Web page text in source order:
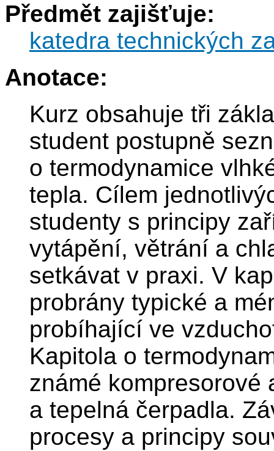
Předmět zajišťuje:
katedra technických
Anotace:
Kurz obsahuje tři
student postupně
o termodynamice
tepla. Cílem
studenty s principy
vytápění, větrání a
setkávat v praxi. V
probrány typické a
probíhající ve
Kapitola o
známé
a tepelná čerpadla.
procesy a principy